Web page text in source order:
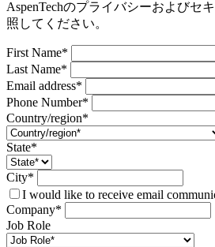
AspenTechのプライバシーおよびセ
照してください。
First Name*
Last Name*
Email address*
Phone Number*
Country/region*
State*
City*
I would like to receive email
Company*
Job Role